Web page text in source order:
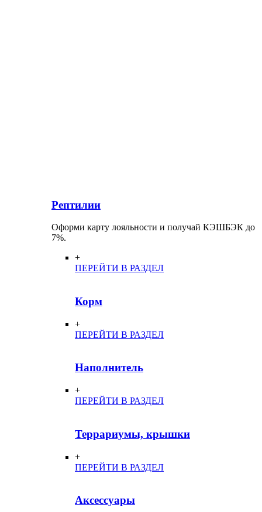
Рептилии
Оформи карту лояльности и получай КЭШБЭК до
7%.
+
ПЕРЕЙТИ В РАЗДЕЛ
Корм
+
ПЕРЕЙТИ В РАЗДЕЛ
Наполнитель
+
ПЕРЕЙТИ В РАЗДЕЛ
Террариумы, крышки
+
ПЕРЕЙТИ В РАЗДЕЛ
Аксессуары